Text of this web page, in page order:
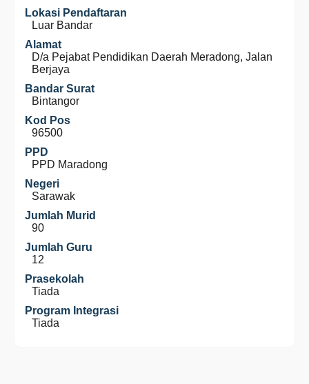
Lokasi Pendaftaran
Luar Bandar
Alamat
D/a Pejabat Pendidikan Daerah Meradong, Jalan
Berjaya
Bandar Surat
Bintangor
Kod Pos
96500
PPD
PPD Maradong
Negeri
Sarawak
Jumlah Murid
90
Jumlah Guru
12
Prasekolah
Tiada
Program Integrasi
Tiada